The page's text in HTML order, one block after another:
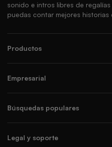
sonido e intros libres de
puedas contar mejores
Productos
Empresarial
Búsquedas populares
Legal y soporte